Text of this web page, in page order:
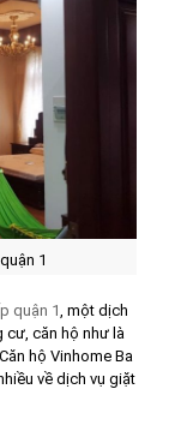
1
quận 1 , một dịch
cư, căn hộ như là
hộ Vinhome Ba
về dịch vụ giặt